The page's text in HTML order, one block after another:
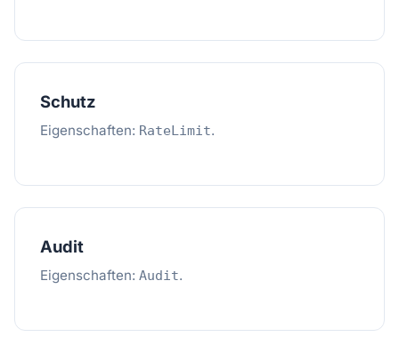
Schutz
Eigenschaften: RateLimit.
Audit
Eigenschaften: Audit.